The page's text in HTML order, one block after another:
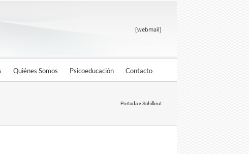
[webmail]
Quiénes Somos Psicoeducación Contacto
Portada» Schilkrut